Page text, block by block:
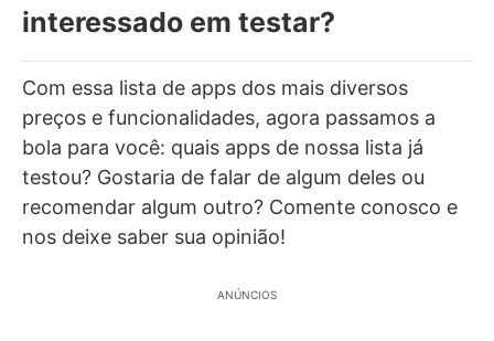
interessado em testar?
Com essa lista de apps dos mais diversos
preços e funcionalidades, agora passamos a
bola para você: quais apps de nossa lista já
testou? Gostaria de falar de algum deles ou
recomendar algum outro? Comente conosco e
nos deixe saber sua opinião!
ANÚNCIOS